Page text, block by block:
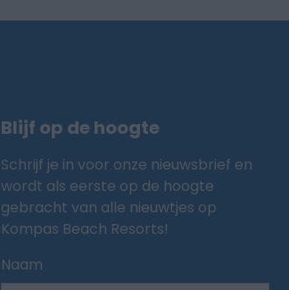
Blijf op de hoogte
Schrijf je in voor onze nieuwsbrief en
wordt als eerste op de hoogte
gebracht van alle nieuwtjes op
Kompas Beach Resorts!
Naam